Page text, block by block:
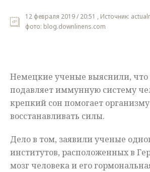
Общество
Происшествия
12 февраля 2019 / 20:51 , Источник:
фото: blog.downlinens.com
Немецкие ученые выяснили,
подавляет иммунную систему
крепкий сон помогает
восстанавливать силы.
Дело в том, заявили ученые
институтов, расположенных в
мозг человека и его